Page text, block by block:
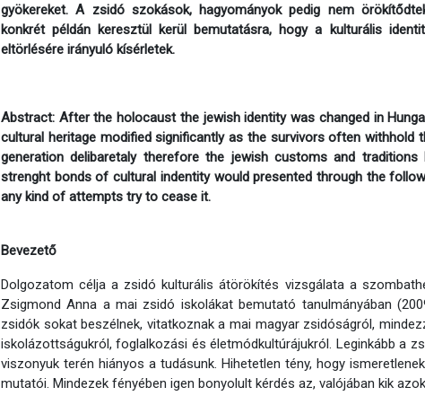
gyökereket. A zsidó szokások, hagyományok pedig nem
konkrét példán keresztül kerül bemutatásra, hogy a kulturális
eltörlésére irányuló kísérletek.
Abstract: After the holocaust the jewish identity was changed in
cultural heritage modified significantly as the survivors often
generation delibaretaly therefore the jewish customs and
strenght bonds of cultural indentity would presented through the
any kind of attempts try to cease it.
Bevezető
Dolgozatom célja a zsidó kulturális átörökítés vizsgálata a
Zsigmond Anna a mai zsidó iskolákat bemutató tanulmányában
zsidók sokat beszélnek, vitatkoznak a mai magyar zsidóságról,
iskolázottságukról, foglalkozási és életmódkultúrájukról. Leginkább a
viszonyuk terén hiányos a tudásunk. Hihetetlen tény, hogy
mutatói. Mindezek fényében igen bonyolult kérdés az, valójában kik